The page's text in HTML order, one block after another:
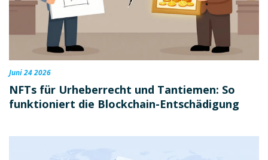
Juni 24 2026
NFTs für Urheberrecht und Tantiemen: So
funktioniert die Blockchain-Entschädigung